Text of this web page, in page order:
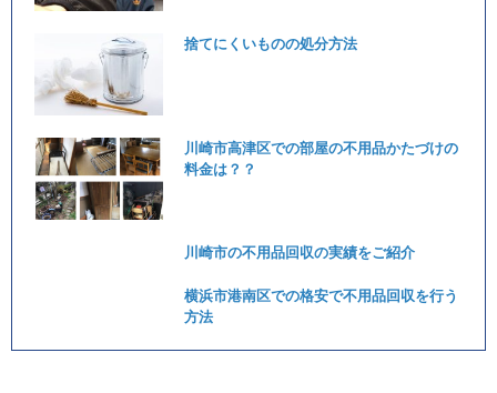
捨てにくいものの処分方法
川崎市高津区での部屋の不用品かたづけの
料金は？？
川崎市の不用品回収の実績をご紹介
横浜市港南区での格安で不用品回収を行う
方法